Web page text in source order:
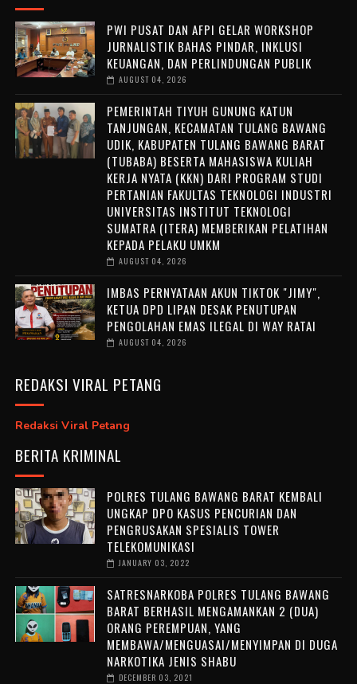
PWI PUSAT DAN AFPI GELAR WORKSHOP
JURNALISTIK BAHAS PINDAR, INKLUSI
KEUANGAN, DAN PERLINDUNGAN PUBLIK
AUGUST 04, 2026
PEMERINTAH TIYUH GUNUNG KATUN
TANJUNGAN, KECAMATAN TULANG BAWANG
UDIK, KABUPATEN TULANG BAWANG BARAT
(TUBABA) BESERTA MAHASISWA KULIAH
KERJA NYATA (KKN) DARI PROGRAM STUDI
PERTANIAN FAKULTAS TEKNOLOGI INDUSTRI
UNIVERSITAS INSTITUT TEKNOLOGI
SUMATRA (ITERA) MEMBERIKAN PELATIHAN
KEPADA PELAKU UMKM
AUGUST 04, 2026
IMBAS PERNYATAAN AKUN TIKTOK "JIMY",
KETUA DPD LIPAN DESAK PENUTUPAN
PENGOLAHAN EMAS ILEGAL DI WAY RATAI
AUGUST 04, 2026
REDAKSI VIRAL PETANG
Redaksi Viral Petang
BERITA KRIMINAL
POLRES TULANG BAWANG BARAT KEMBALI
UNGKAP DPO KASUS PENCURIAN DAN
PENGRUSAKAN SPESIALIS TOWER
TELEKOMUNIKASI
JANUARY 03, 2022
SATRESNARKOBA POLRES TULANG BAWANG
BARAT BERHASIL MENGAMANKAN 2 (DUA)
ORANG PEREMPUAN, YANG
MEMBAWA/MENGUASAI/MENYIMPAN DI DUGA
NARKOTIKA JENIS SHABU
DECEMBER 03, 2021